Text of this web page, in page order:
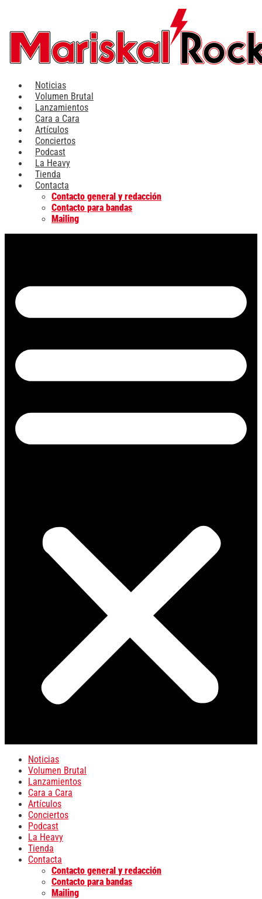
contenido
Noticias
Volumen Brutal
Lanzamientos
Cara a Cara
Artículos
Conciertos
Podcast
La Heavy
Tienda
Contacta
Contacto general y redacción
Contacto para bandas
Mailing
Noticias
Volumen Brutal
Lanzamientos
Cara a Cara
Artículos
Conciertos
Podcast
La Heavy
Tienda
Contacta
Contacto general y redacción
Contacto para bandas
Mailing